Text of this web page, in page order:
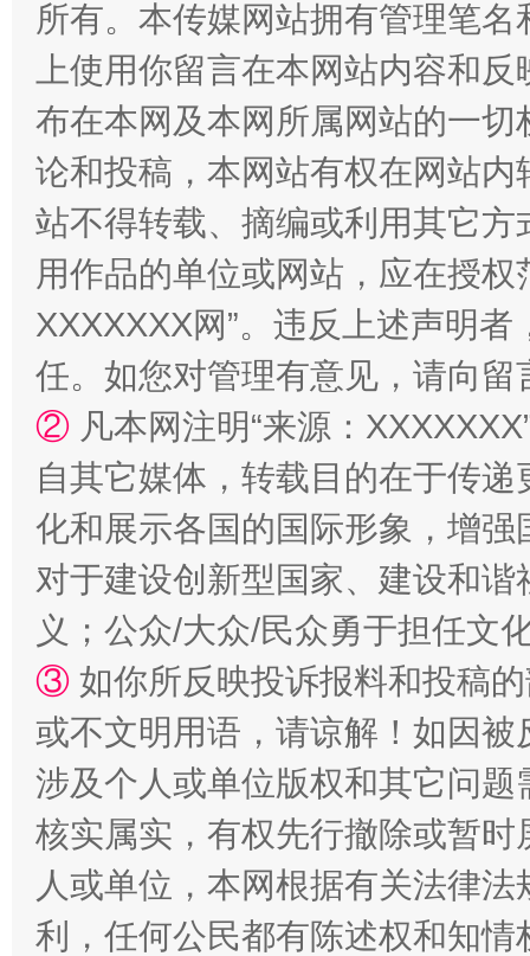
扯下公款旅游的“隐身衣” 如何以
“蜀中异人”王建安的艺术幻境
完善运行机制助力责任有效落实 一纸欠
所有。本传媒网站拥有管理笔
上使用你留言在本网站内容和
布在本网及本网所属网站的一
论和投稿，本网站有权在网站
站不得转载、摘编或利用其它
用作品的单位或网站，应在授
XXXXXXX网”。违反上述声明
任。如您对管理有意见，请向
② 凡本网注明“来源：
自其它媒体，转载目的在于传
化和展示各国的国际形象，增
对于建设创新型国家、建设和
义；公众/大众/民众勇于担任文
③ 如你所反映投诉报料和投稿
或不文明用语，请谅解！如因
涉及个人或单位版权和其它问题
核实属实，有权先行撤除或暂
人或单位，本网根据有关法律
利，任何公民都有陈述权和知情